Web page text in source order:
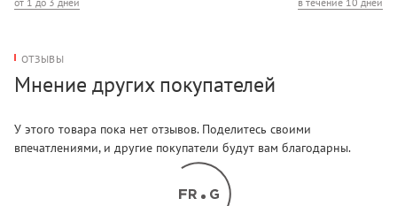
Отделения/карманы (внешние): один карман
ОТЗЫВЫ
Мнение других покупателей
У этого товара пока нет отзывов. Поделитесь своими
впечатлениями, и другие покупатели будут вам благодарны.